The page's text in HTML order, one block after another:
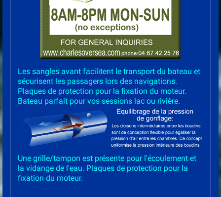
Les sangles avant facilitent le transport du bateau et
sécurisent les passagers lors des navigations.
Plaques de protection pour la fixation du moteur.
Bateau parfait pour vos sessions lac ou rivière.
Une grille/tampon est présente pour l'écoulement et
la vidange de l'eau. Plaques de protection pour la
fixation du moteur.